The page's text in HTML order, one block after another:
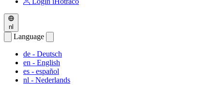
nl
Language
de - Deutsch
en - English
es - español
nl - Nederlands